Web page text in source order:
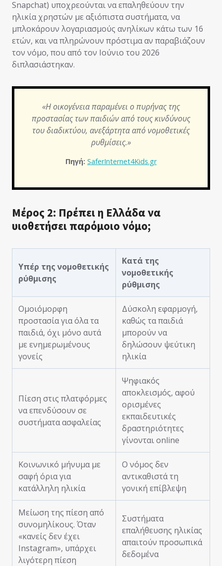
Snapchat) υποχρεούνται να επαληθεύουν την
ηλικία χρηστών με αξιόπιστα συστήματα, να
μπλοκάρουν λογαριασμούς ανηλίκων κάτω των 16
ετών, και να πληρώνουν πρόστιμα αν παραβιάζουν
τον νόμο, που από τον Ιούνιο του 2026
διπλασιάστηκαν.
«Η οικογένεια παραμένει ο πυρήνας της
προστασίας των παιδιών από τους κινδύνους
του διαδικτύου, ανεξάρτητα από νομοθετικές
ρυθμίσεις.»
Πηγή: SaferInternet4Kids.gr
Μέρος 2: Πρέπει η Ελλάδα να
υιοθετήσει παρόμοιο νόμο;
Υπέρ της νομοθετικής
ρύθμισης
Κατά της
νομοθετικής
ρύθμισης
Ομοιόμορφη
προστασία για όλα τα
παιδιά, όχι μόνο αυτά
με ενημερωμένους
γονείς
Δύσκολη εφαρμογή,
καθώς τα παιδιά
μπορούν να
δηλώσουν ψεύτικη
ηλικία
Πίεση στις πλατφόρμες
να επενδύσουν σε
συστήματα ασφαλείας
Ψηφιακός
αποκλεισμός, αφού
ορισμένες
εκπαιδευτικές
δραστηριότητες
γίνονται online
Κοινωνικό μήνυμα με
σαφή όρια για
κατάλληλη ηλικία
Ο νόμος δεν
αντικαθιστά τη
γονική επίβλεψη
Μείωση της πίεση από
συνομηλίκους. Όταν
«κανείς δεν έχει
Instagram», υπάρχει
λιγότερη πίεση
Συστήματα
επαλήθευσης ηλικίας
απαιτούν προσωπικά
δεδομένα